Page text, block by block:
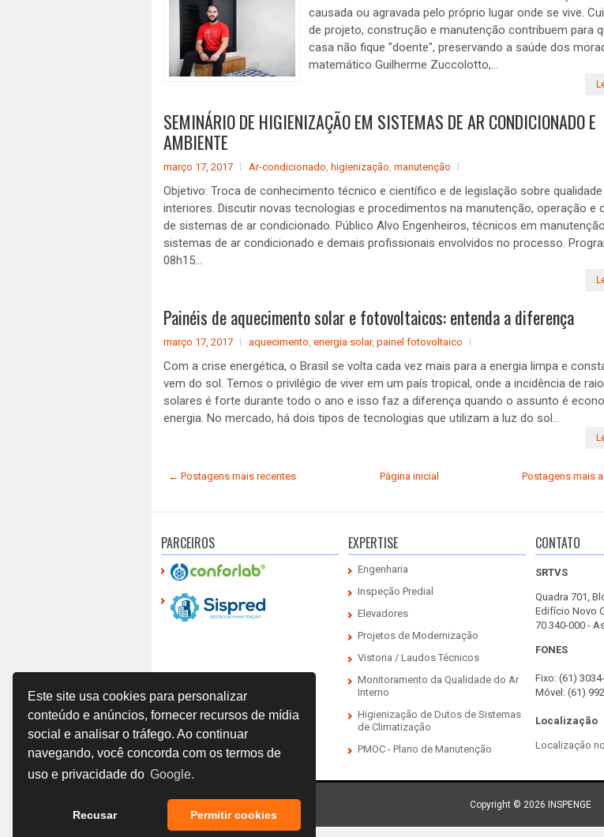
Este site usa cookies para personalizar
conteúdo e anúncios, fornecer recursos de mídia
social e analisar o tráfego. Ao continuar
navegando, você concorda com os termos de
uso e privacidade do Google.
Recusar Permitir cookies
causada ou agravada pelo próprio lugar onde se vive.
de projeto, construção e manutenção contribuem para
casa não fique "doente", preservando a saúde dos
matemático Guilherme Zuccolotto,...
SEMINÁRIO DE HIGIENIZAÇÃO EM SISTEMAS DE AR CONDICIONADO E
AMBIENTE
março 17, 2017 Ar-condicionado, higienização, manutenção
Objetivo: Troca de conhecimento técnico e científico e de legislação sobre
interiores. Discutir novas tecnologias e procedimentos na manutenção, operação e
de sistemas de ar condicionado. Público Alvo Engenheiros, técnicos em
sistemas de ar condicionado e demais profissionais envolvidos no processo.
08h15...
Painéis de aquecimento solar e fotovoltaicos: entenda a diferença
março 17, 2017 aquecimento, energia solar, painel fotovoltaico
Com a crise energética, o Brasil se volta cada vez mais para a energia limpa e
vem do sol. Temos o privilégio de viver em um país tropical, onde a incidência de
solares é forte durante todo o ano e isso faz a diferença quando o assunto é
energia. No mercado, há dois tipos de tecnologias que utilizam a luz do sol...
← Postagens mais recentes Postagens mais
Página inicial
PARCEIROS EXPERTISE
Engenharia
Inspeção Predial
Elevadores
Projetos de Modernização
Vistoria / Laudos Técnicos
Monitoramento da Qualidade do Ar
Interno
Higienização de Dutos de Sistemas
de Climatização
PMOC - Plano de Manutenção
CONTATO
SRTVS
Quadra 701,
Edifício Novo
70.340-000 -
FONES
Fixo: (61)
Móvel: (61)
Localização
Localização
Copyright © 2026 INSPENGE